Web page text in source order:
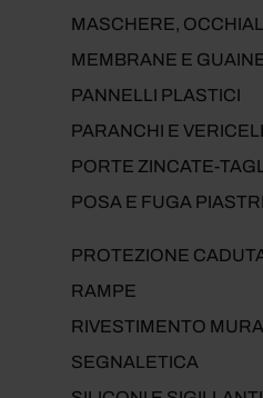
MASCHERE,
MEMBRANE E
PANNELLI PLASTICI
PARANCHI E
PORTE ZINCATE-
POSA E FUGA
PROTEZIONE
RAMPE
RIVESTIMENTO
SEGNALETICA